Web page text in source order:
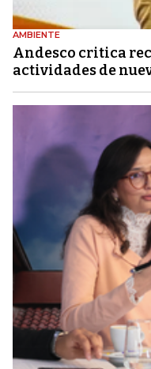
AMBIENTE
Andesco critica
actividades de